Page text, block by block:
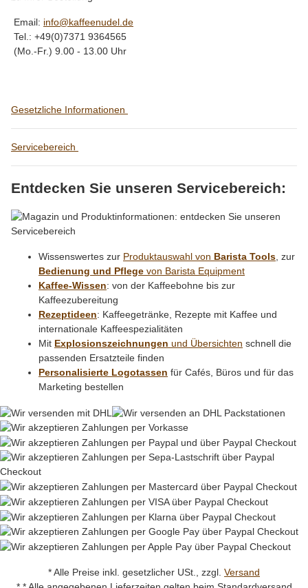
Email: info@kaffeenudel.de
Tel.: +49(0)7371 9364565
(Mo.-Fr.) 9.00 - 13.00 Uhr
Gesetzliche Informationen
Servicebereich
Entdecken Sie unseren Servicebereich:
Wissenswertes zur Produktauswahl von Barista Tools , zur
Bedienung und Pflege von Barista Equipment
Kaffee-Wissen: von der Kaffeebohne bis zur
Kaffeezubereitung
Rezeptideen: Kaffeegetränke, Rezepte mit Kaffee und
internationale Kaffeespezialitäten
Mit Explosionszeichnungen und Übersichten schnell die
passenden Ersatzteile finden
Personalisierte Logotassen für Cafés, Büros und für das
Marketing bestellen
* Alle Preise inkl. gesetzlicher USt., zzgl. Versand